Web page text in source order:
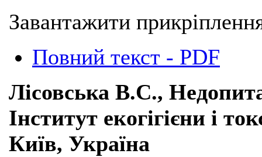
Завантажити
Повний текст - PDF
Лісовська В.С.,
Інститут екогігієни і
Київ, Україна